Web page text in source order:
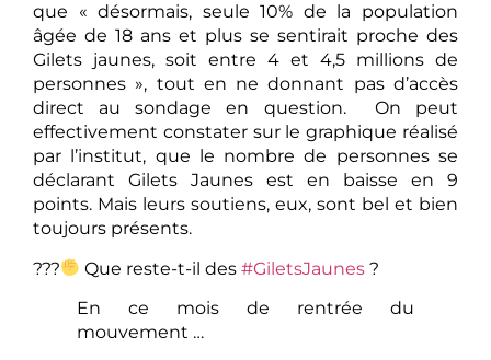
que « désormais, seule 10% de la population
âgée de 18 ans et plus se sentirait proche des
Gilets jaunes, soit entre 4 et 4,5 millions de
personnes », tout en ne donnant pas d’accès
direct au sondage en question. On peut
effectivement constater sur le graphique réalisé
par l’institut, que le nombre de personnes se
déclarant Gilets Jaunes est en baisse en 9
points. Mais leurs soutiens, eux, sont bel et bien
toujours présents.
???
Que reste-t-il des#GiletsJaunes ?
En ce mois de rentrée du
mouvement …